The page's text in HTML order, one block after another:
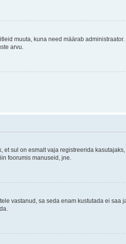
muuta, kuna need määrab administraator.
arvu.
et sul on esmalt vaja registreerida
foorumis manuseid, jne.
vastanud, sa seda enam kustutada ei saa